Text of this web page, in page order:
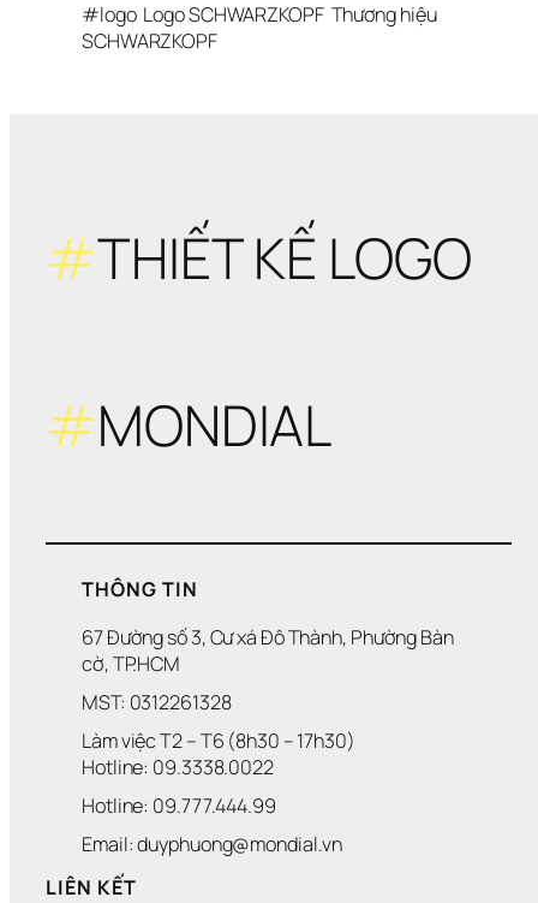
#logo Logo SCHWARZKOPF Thương hiệu
SCHWARZKOPF
#THIẾT KẾ LOGO
#MONDIAL
THÔNG TIN
67 Đường số 3, Cư xá Đô Thành, Phường Bàn
cờ, TP.HCM
MST: 0312261328
Làm việc T2 – T6 (8h30 – 17h30)
Hotline: 09.3338.0022
Hotline: 09.777.444.99
Email: duyphuong@mondial.vn
LIÊN KẾT